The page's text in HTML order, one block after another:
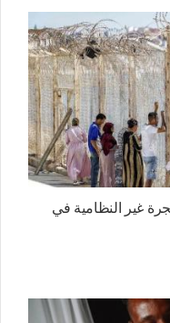
غير النظامية في